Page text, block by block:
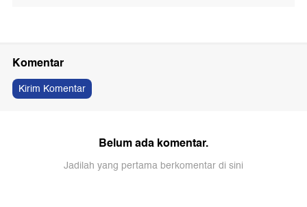
Komentar
Kirim Komentar
Belum ada komentar.
Jadilah yang pertama berkomentar di sini